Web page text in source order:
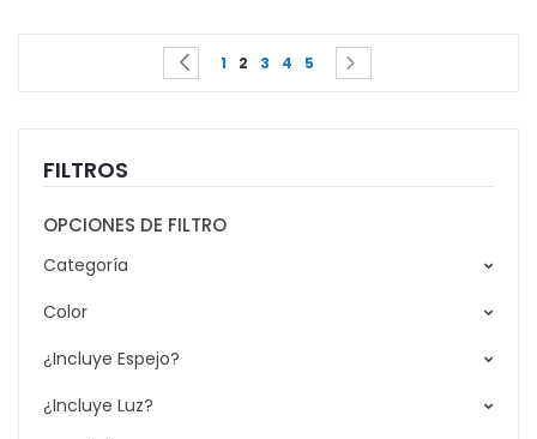
Page Page
Previous
Page
1
You're currently reading page
2 Page
3 Page
4 Page
5 Page
FILTROS
OPCIONES DE FILTRO
Categoría
Color
¿Incluye Espejo?
¿Incluye Luz?